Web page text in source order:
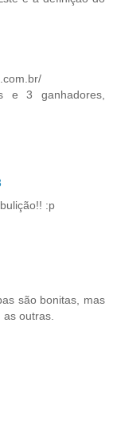
e 3 ganhadores,
:p
são bonitas, mas
outras.